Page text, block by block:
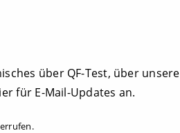
über QF-Test, über unsere
für E-Mail-Updates an.